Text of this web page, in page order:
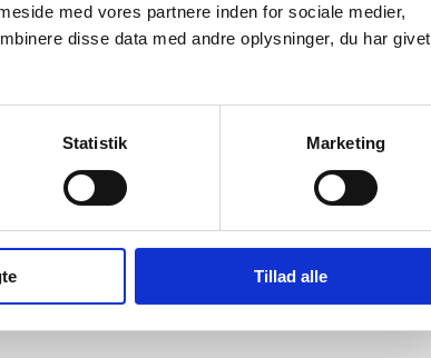
med vores partnere inden for sociale medier,
disse data med andre oplysninger, du har givet
Statistik Marketing
Tillad alle